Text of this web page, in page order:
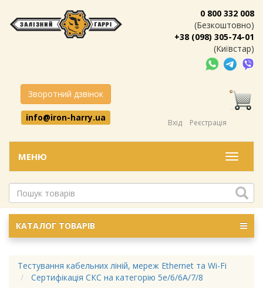
0 800 332 008
(Безкоштовно)
+38 (098) 305-74-01
(Київстар)
Зворотний дзвінок
info@iron-harry.ua
Вхід Реєстрація
Меню
МЕНЮ
КАТАЛОГ ТОВАРІВ
Тестування кабельних ліній, мереж Ethernet та Wi-Fi
Сертифікація СКС на категорію 5e/6/6A/7/8